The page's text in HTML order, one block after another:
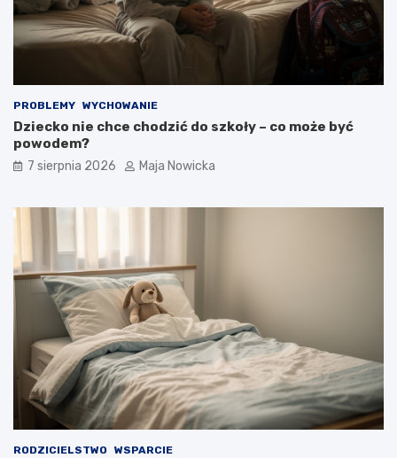
PROBLEMY WYCHOWANIE
Dziecko nie chce chodzić do szkoły – co może być
powodem?
7 sierpnia 2026 Maja Nowicka
RODZICIELSTWO WSPARCIE